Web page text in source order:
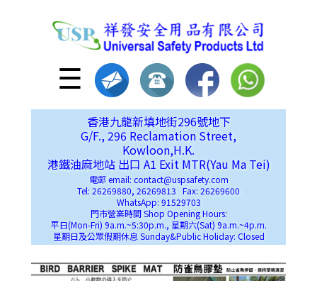
☰
香港九龍新填地街296號地下
G/F., 296 Reclamation Street,
Kowloon,H.K.
港鐵油麻地站 出口 A1 Exit MTR(Yau Ma Tei)
電郵 email: contact@uspsafety.com
Tel: 26269880, 26269813 Fax: 26269600
WhatsApp: 91529703
門市營業時間 Shop Opening Hours:
平日(Mon-Fri) 9a.m.~5:30p.m., 星期六(Sat) 9a.m.~4p.m.
星期日及公眾假期休息 Sunday&Public Holiday: Closed